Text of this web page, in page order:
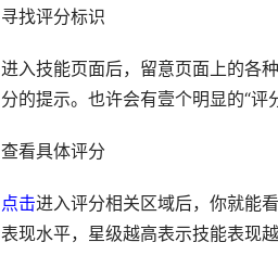
寻找评分标识
进入技能页面后，留意页面上的各
分的提示。也许会有壹个明显的“评
查看具体评分
点击进入评分相关区域后，你就能
表现水平，星级越高表示技能表现